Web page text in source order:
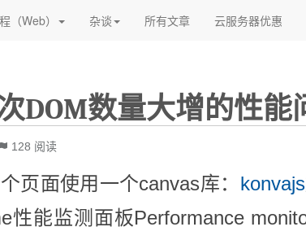
（Web） 杂谈 所有文章(current)云服务器优惠
DOM数量大增的性能
128 阅读
页面使用一个canvas库： konvajs
性能监测面板Performance